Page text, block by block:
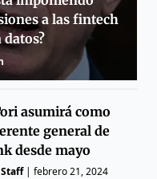
a las fintech
datos?
asumirá como
general de
desde mayo
|febrero 21, 2024